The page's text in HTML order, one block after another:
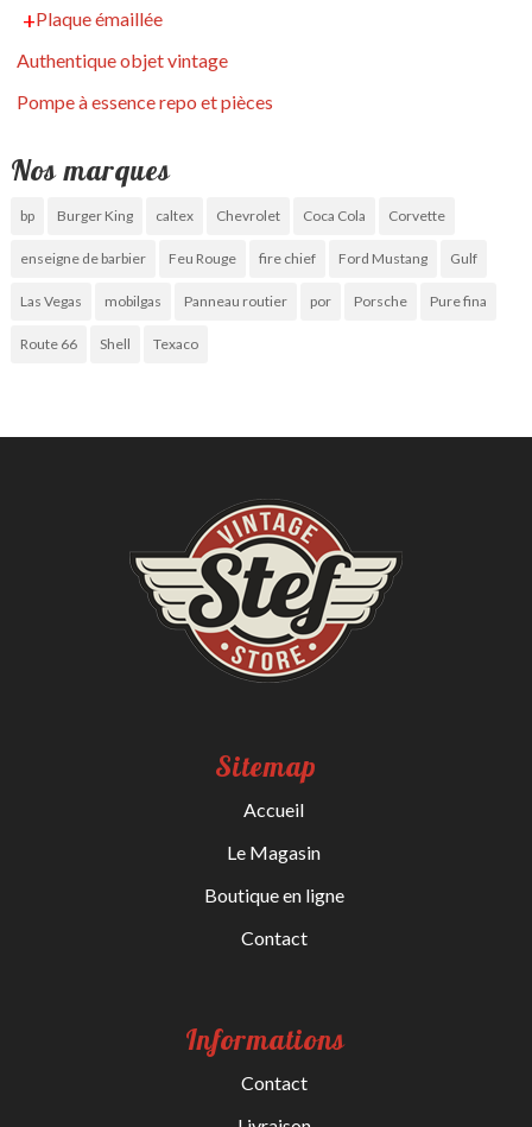
Plaque émaillée
Authentique objet vintage
Pompe à essence repo et pièces
Nos marques
bp Burger King caltex Chevrolet Coca Cola Corvette
enseigne de barbier Feu Rouge fire chief Ford Mustang Gulf
Las Vegas mobilgas Panneau routier por Porsche Pure fina
Route 66 Shell Texaco
Sitemap
Accueil
Le Magasin
Boutique en ligne
Contact
Informations
Contact